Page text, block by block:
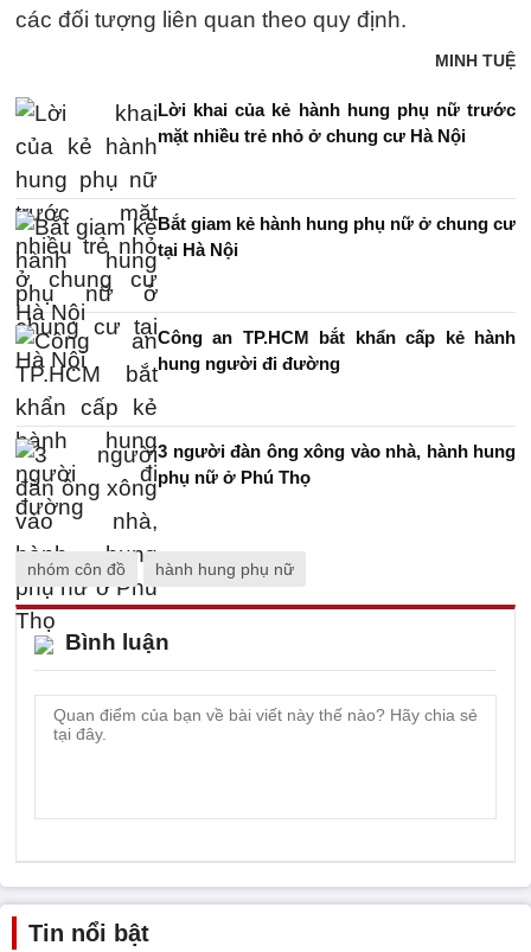
các đối tượng liên quan theo quy định.
MINH TUỆ
Lời khai của kẻ hành hung phụ nữ trước
mặt nhiều trẻ nhỏ ở chung cư Hà Nội
Bắt giam kẻ hành hung phụ nữ ở chung cư
tại Hà Nội
Công an TP.HCM bắt khẩn cấp kẻ hành
hung người đi đường
3 người đàn ông xông vào nhà, hành hung
phụ nữ ở Phú Thọ
nhóm côn đồ hành hung phụ nữ
Bình luận
Tin nổi bật